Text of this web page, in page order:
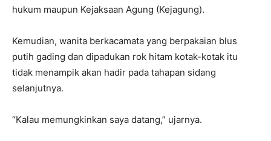
hukum maupun Kejaksaan Agung (Kejagung).
Kemudian, wanita berkacamata yang berpakaian blus
putih gading dan dipadukan rok hitam kotak-kotak itu
tidak menampik akan hadir pada tahapan sidang
selanjutnya.
“Kalau memungkinkan saya datang,” ujarnya.